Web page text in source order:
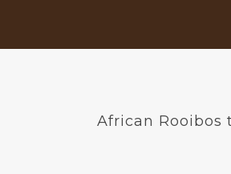
African Rooibos